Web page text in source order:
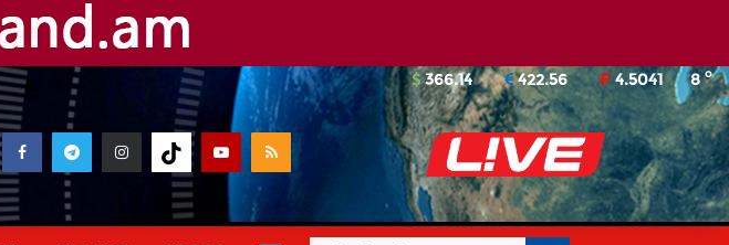
8o
366.14 422.56 4.5041